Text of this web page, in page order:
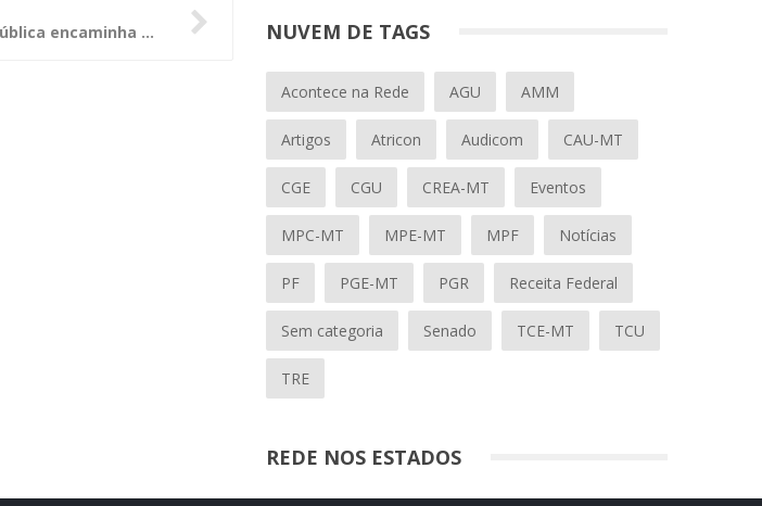
Presidência da República encaminha prestação de contas ao Congresso Nacional NUVEM DE TAGS
Acontece na Rede AGU AMM
Artigos Atricon Audicom CAU-MT
CGE CGU CREA-MT Eventos
MPC-MT MPE-MT MPF Notícias
PF PGE-MT PGR Receita Federal
Sem categoria Senado TCE-MT TCU
TRE
REDE NOS ESTADOS